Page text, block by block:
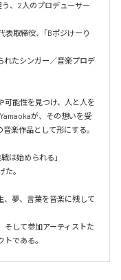
う、2人のプロデューサー
取締役、「Bポジけーり
れたシンガー／音楽プロデ
可能性を見つけ、人と人を
が、その想いを受
楽作品として形にする。
は始められる」
た。
、夢、言葉を音楽に残して
そして参加アーティストた
である。